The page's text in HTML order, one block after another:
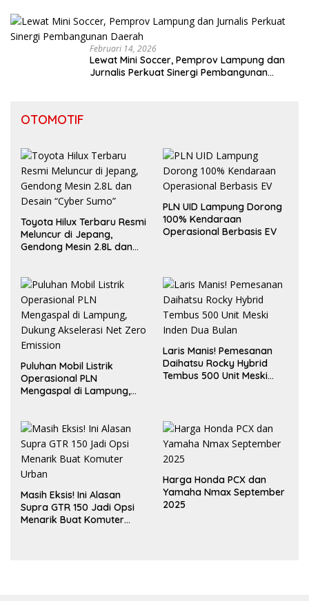
Februari 14, 2026
Lewat Mini Soccer, Pemprov Lampung dan
Jurnalis Perkuat Sinergi Pembangunan
OTOMOTIF
Toyota Hilux Terbaru Resmi
Meluncur di Jepang,
Gendong Mesin 2.8L dan
PLN UID Lampung Dorong
100% Kendaraan
Operasional Berbasis EV
Puluhan Mobil Listrik
Operasional PLN
Mengaspal di Lampung,
Laris Manis! Pemesanan
Daihatsu Rocky Hybrid
Tembus 500 Unit Meski
Masih Eksis! Ini Alasan
Supra GTR 150 Jadi Opsi
Menarik Buat Komuter
Harga Honda PCX dan
Yamaha Nmax September
2025